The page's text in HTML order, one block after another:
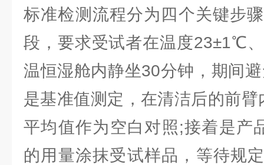
标准检测流程分为四个关键步
段，要求受试者在温度23±1℃
温恒湿舱内静坐30分钟，期间
是基准值测定，在清洁后的前
平均值作为空白对照;接着是产
的用量涂抹受试样品，等待规